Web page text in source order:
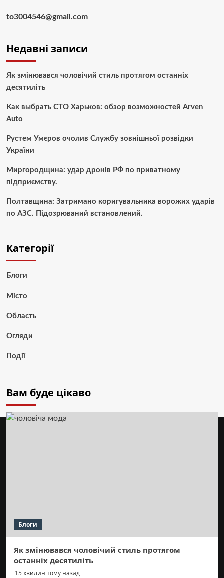
to3004546@gmail.com
Недавні записи
Як змінювався чоловічий стиль протягом останніх
десятиліть
Как выбрать СТО Харьков: обзор возможностей Arven
Auto
Рустем Умєров очолив Службу зовнішньої розвідки
України
Миргородщина: удар дронів РФ по приватному
підприємству.
Полтавщина: Затримано коригувальника ворожих ударів
по АЗС. Підозрюваний встановлений.
Категорії
Блоги
Місто
Область
Огляди
Події
Вам буде цікаво
Блоги
Як змінювався чоловічий стиль протягом
останніх десятиліть
15 хвилин тому назад